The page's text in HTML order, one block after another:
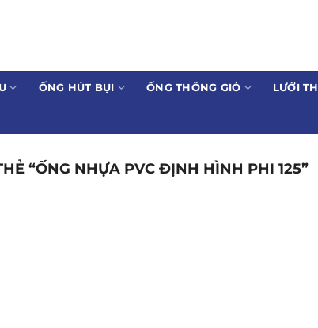
ỐNG HÚT BỤI ỐNG THÔNG GIÓ LƯỚI
“ỐNG NHỰA PVC ĐỊNH HÌNH PHI 125”